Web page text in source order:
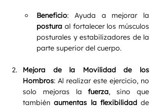
Beneficio
postura al fortalecer los músculos
posturales y estabilizadores de la
parte superior del cuerpo.
Mejora de la Movilidad de los
Hombros: Al realizar este ejercicio, no
solo mejoras la fuerza, sino que
también aumentas la flexibilidad de